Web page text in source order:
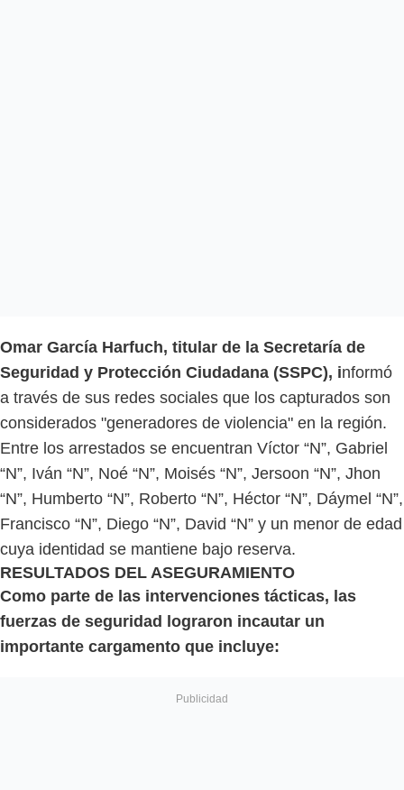
Omar García Harfuch, titular de la Secretaría de
Seguridad y Protección Ciudadana (SSPC), informó
a través de sus redes sociales que los capturados son
considerados "generadores de violencia" en la región.
Entre los arrestados se encuentran Víctor “N”, Gabriel
“N”, Iván “N”, Noé “N”, Moisés “N”, Jersoon “N”, Jhon
“N”, Humberto “N”, Roberto “N”, Héctor “N”, Dáymel “N”,
Francisco “N”, Diego “N”, David “N” y un menor de edad
cuya identidad se mantiene bajo reserva.
RESULTADOS DEL ASEGURAMIENTO
Como parte de las intervenciones tácticas, las
fuerzas de seguridad lograron incautar un
importante cargamento que incluye: